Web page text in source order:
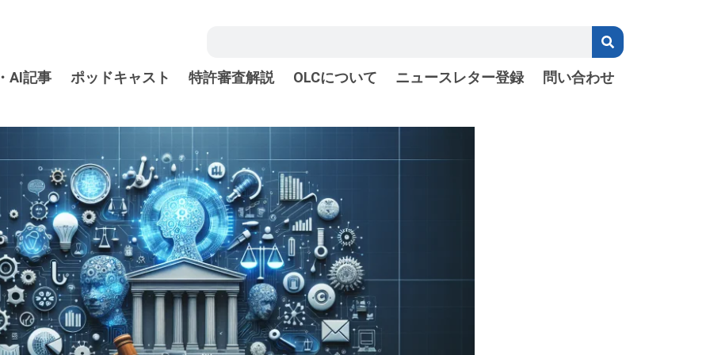
AI記事 ポッドキャスト 特許審査解説 OLCについて ニュースレター登録 問い合わせ